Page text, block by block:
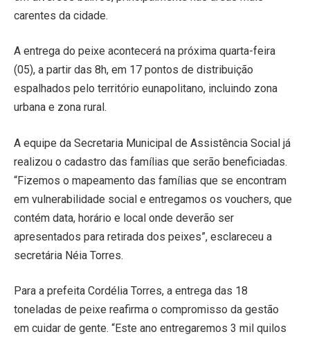
carentes da cidade.
A entrega do peixe acontecerá na próxima quarta-feira
(05), a partir das 8h, em 17 pontos de distribuição
espalhados pelo território eunapolitano, incluindo zona
urbana e zona rural.
A equipe da Secretaria Municipal de Assistência Social já
realizou o cadastro das famílias que serão beneficiadas.
“Fizemos o mapeamento das famílias que se encontram
em vulnerabilidade social e entregamos os vouchers, que
contém data, horário e local onde deverão ser
apresentados para retirada dos peixes”, esclareceu a
secretária Néia Torres.
Para a prefeita Cordélia Torres, a entrega das 18
toneladas de peixe reafirma o compromisso da gestão
em cuidar de gente. “Este ano entregaremos 3 mil quilos